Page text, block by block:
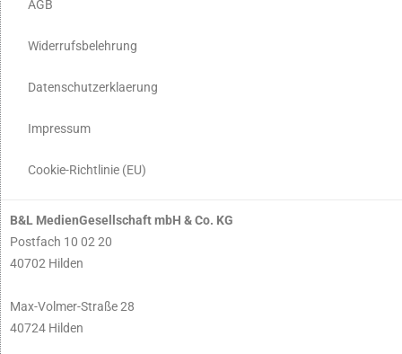
AGB
Widerrufsbelehrung
Datenschutzerklaerung
Impressum
Cookie-Richtlinie (EU)
B&L MedienGesellschaft mbH & Co. KG
Postfach 10 02 20
40702 Hilden
Max-Volmer-Straße 28
40724 Hilden